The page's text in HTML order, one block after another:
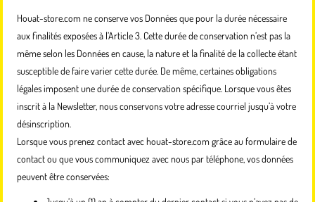
Houat-store.com ne conserve vos Données que pour la durée nécessaire
aux finalités exposées à l’Article 3. Cette durée de conservation n’est pas la
même selon les Données en cause, la nature et la finalité de la collecte étant
susceptible de faire varier cette durée. De même, certaines obligations
légales imposent une durée de conservation spécifique. Lorsque vous êtes
inscrit à la Newsletter, nous conservons votre adresse courriel jusqu’à votre
désinscription.
Lorsque vous prenez contact avec houat-store.com grâce au formulaire de
contact ou que vous communiquez avec nous par téléphone, vos données
peuvent être conservées: